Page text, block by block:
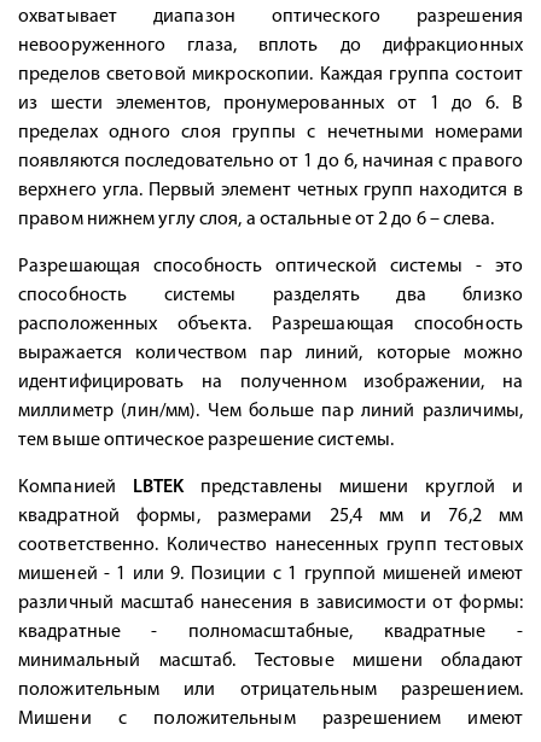
охватывает диапазон оптического разрешения
невооруженного глаза, вплоть до дифракционных
пределов световой микроскопии. Каждая группа состоит
из шести элементов, пронумерованных от 1 до 6. В
пределах одного слоя группы с нечетными номерами
появляются последовательно от 1 до 6, начиная с правого
верхнего угла. Первый элемент четных групп находится в
правом нижнем углу слоя, а остальные от 2 до 6 – слева.
Разрешающая способность оптической системы - это
способность системы разделять два близко
расположенных объекта. Разрешающая способность
выражается количеством пар линий, которые можно
идентифицировать на полученном изображении, на
миллиметр (лин/мм). Чем больше пар линий различимы,
тем выше оптическое разрешение системы.
Компанией LBTEK представлены мишени круглой и
квадратной формы, размерами 25,4 мм и 76,2 мм
соответственно. Количество нанесенных групп тестовых
мишеней - 1 или 9. Позиции с 1 группой мишеней имеют
различный масштаб нанесения в зависимости от формы:
квадратные - полномасштабные, квадратные -
минимальный масштаб. Тестовые мишени обладают
положительным или отрицательным разрешением.
Мишени с положительным разрешением имеют